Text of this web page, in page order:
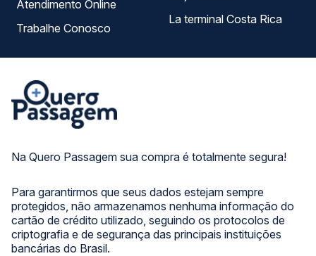
Na Quero Passagem sua compra é totalmente segura!
Para garantirmos que seus dados estejam sempre
protegidos, não armazenamos nenhuma informação do
cartão de crédito utilizado, seguindo os protocolos de
criptografia e de segurança das principais instituições
bancárias do Brasil.
Atendimento Online
Trabalhe Conosco
La terminal Costa Rica